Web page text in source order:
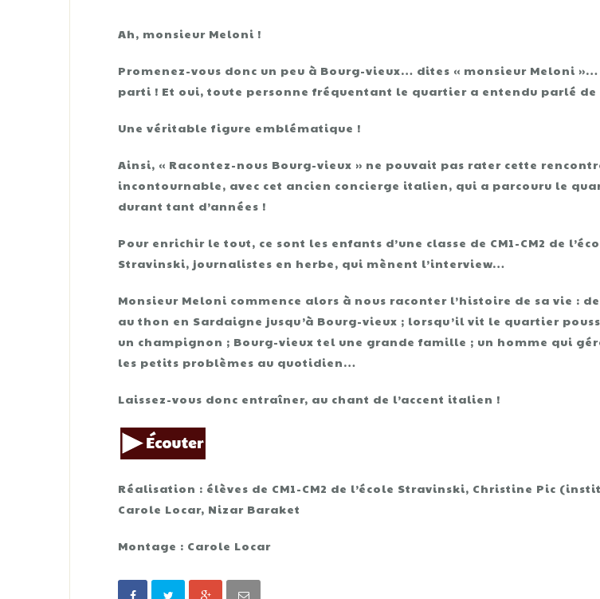
Ah, monsieur Meloni !
Promenez-vous donc un peu à Bourg-vieux… dites « monsieur Meloni »…
parti ! Et oui, toute personne fréquentant le quartier a entendu parlé
Une véritable figure emblématique !
Ainsi, « Racontez-nous Bourg-vieux » ne pouvait pas rater cette
incontournable, avec cet ancien concierge italien, qui a parcouru le
durant tant d’années !
Pour enrichir le tout, ce sont les enfants d’une classe de CM1-CM2 de
Stravinski, journalistes en herbe, qui mènent l’interview…
Monsieur Meloni commence alors à nous raconter l’histoire de sa vie :
au thon en Sardaigne jusqu’à Bourg-vieux ; lorsqu’il vit le quartier
un champignon ; Bourg-vieux tel une grande famille ; un homme qui
les petits problèmes au quotidien…
Laissez-vous donc entraîner, au chant de l’accent italien !
Réalisation : élèves de CM1-CM2 de l’école Stravinski, Christine Pic
Carole Locar, Nizar Baraket
Montage : Carole Locar